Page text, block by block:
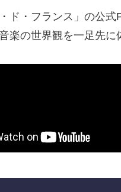
・ド・フランス」の公
楽の世界観を一足先に